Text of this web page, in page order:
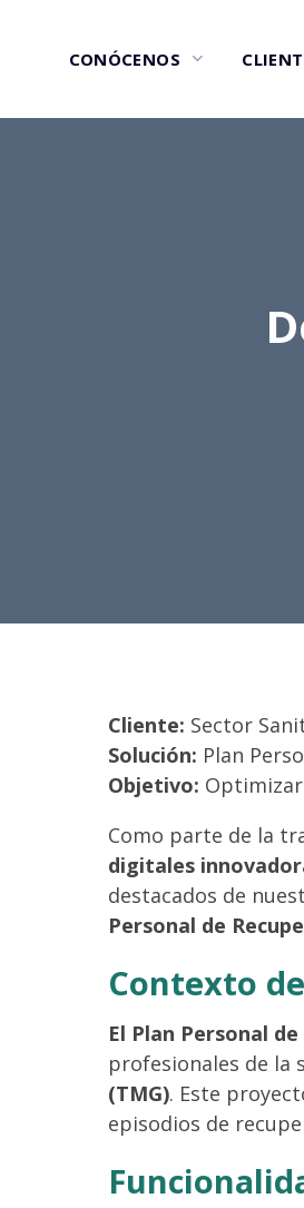
CONÓCENOS
Cliente: Sector
Solución: Plan
Objetivo:
Como parte de la
digitales
destacados de
Personal de
Contexto
El Plan Personal
profesionales de la
(TMG). Este
episodios de